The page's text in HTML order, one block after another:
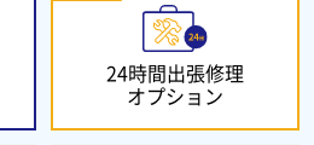
24時間出張修理
オプション